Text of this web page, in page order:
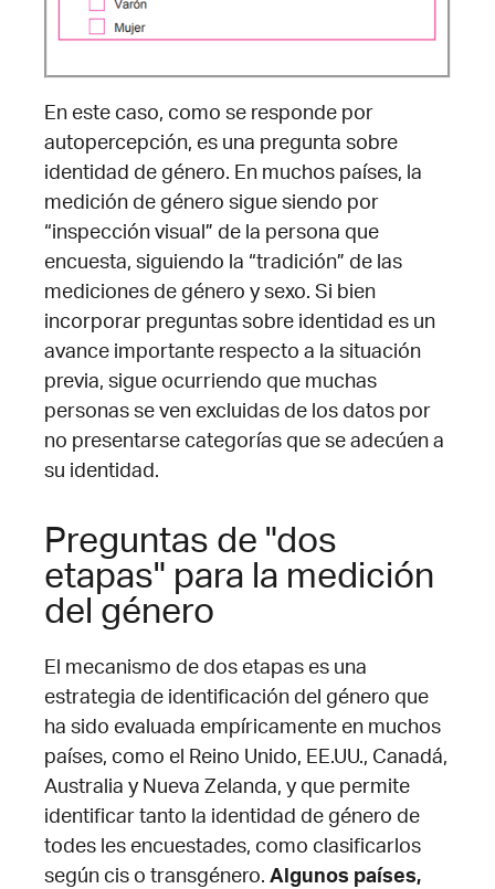
En este caso, como se responde por
autopercepción, es una pregunta sobre
identidad de género. En muchos países, la
medición de género sigue siendo por
“inspección visual” de la persona que
encuesta, siguiendo la “tradición” de las
mediciones de género y sexo. Si bien
incorporar preguntas sobre identidad es un
avance importante respecto a la situación
previa, sigue ocurriendo que muchas
personas se ven excluidas de los datos por
no presentarse categorías que se adecúen a
su identidad.
Preguntas de "dos
etapas" para la medición
del género
El mecanismo de dos etapas es una
estrategia de identificación del género que
ha sido evaluada empíricamente en muchos
países, como el Reino Unido, EE.UU., Canadá,
Australia y Nueva Zelanda, y que permite
identificar tanto la identidad de género de
todes les encuestades, como clasificarlos
según cis o transgénero. Algunos países,